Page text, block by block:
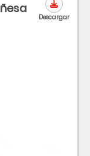
Descargar